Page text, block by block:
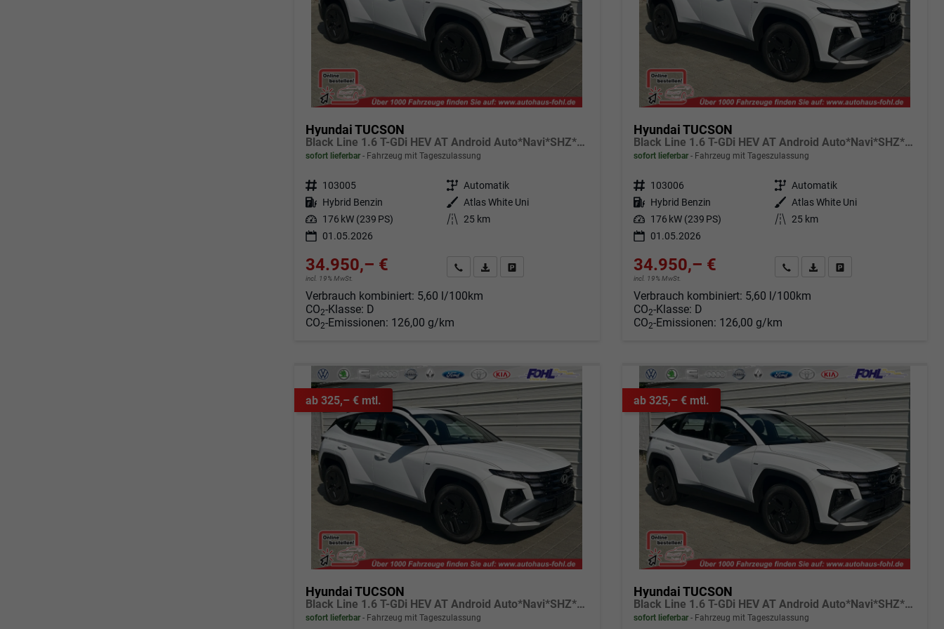
Hyundai TUCSON
Black Line 1.6 T-GDi HEV AT Android Auto*Navi*SHZ*Kamera*2Z Klimaauto*
sofort lieferbar Fahrzeug mit Tageszulassung
Fahrzeugnr. 103005 Getriebe Automatik
Kraftstoff Hybrid Benzin Außenfarbe Atlas White Uni
Leistung 176 kW (239 PS) Kilometerstand 25 km
01.05.2026
34.950,– €
incl. 19% MwSt.
Angebot anfordern
Fahrzeugexpose (PDF)
Verbrauch kombiniert: 5,60 l/100km
CO2-Klasse: D
CO2-Emissionen: 126,00 g/km
Hyundai TUCSON
Black Line 1.6 T-GDi HEV AT Android Auto*Navi*SHZ*Kamera*2Z Klimaauto*
sofort lieferbar Fahrzeug mit Tageszulassung
Fahrzeugnr. 103006 Getriebe Automatik
Kraftstoff Hybrid Benzin Außenfarbe Atlas White Uni
Leistung 176 kW (239 PS) Kilometerstand 25 km
01.05.2026
34.950,– €
incl. 19% MwSt.
Angebot anfordern
Fahrzeugexpose (PDF)
Fahrzeug parken
Verbrauch kombiniert: 5,60 l/100km
CO2-Klasse: D
CO2-Emissionen: 126,00 g/km
ab 325,– € mtl.
Hyundai TUCSON
Black Line 1.6 T-GDi HEV AT Android Auto*Navi*SHZ*Kamera*2Z Klimaauto*
sofort lieferbar Fahrzeug mit Tageszulassung
ab 325,– € mtl.
Hyundai TUCSON
Black Line 1.6 T-GDi HEV AT Android Auto*Navi*SHZ*Kamera*2Z Klimaauto*
sofort lieferbar Fahrzeug mit Tageszulassung